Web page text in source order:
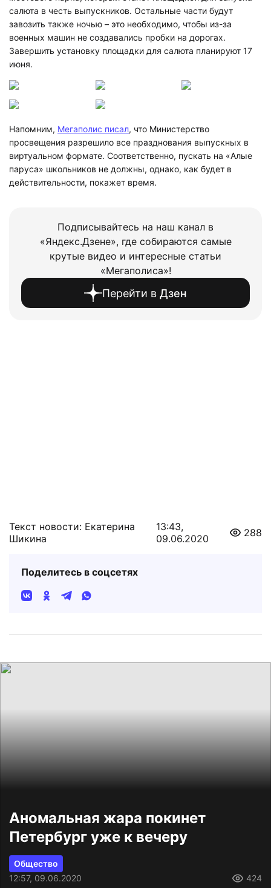
салюта в честь выпускников. Остальные части будут
завозить также ночью – это необходимо, чтобы из-за
военных машин не создавались пробки на дорогах.
Завершить установку площадки для салюта планируют 17
июня.
Напомним, Мегаполис писал, что Министерство
просвещения разрешило все празднования выпускных в
виртуальном формате. Соответственно, пускать на «Алые
паруса» школьников не должны, однако, как будет в
действительности, покажет время.
Подписывайтесь на наш канал в
«Яндекс.Дзене», где собираются самые
крутые видео и интересные статьи
«Мегаполиса»!
Перейти в Дзен
Текст новости: Екатерина
Шикина
13:43,
09.06.2020
288
Поделитесь в соцсетях
Аномальная жара покинет
Петербург уже к вечеру
Общество
12:57, 09.06.2020
424